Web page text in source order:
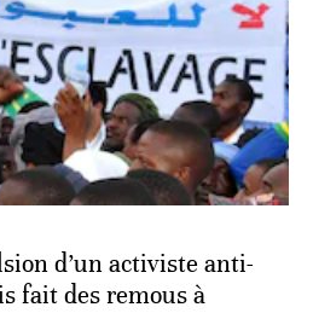
d’un activiste anti-
fait des remous à